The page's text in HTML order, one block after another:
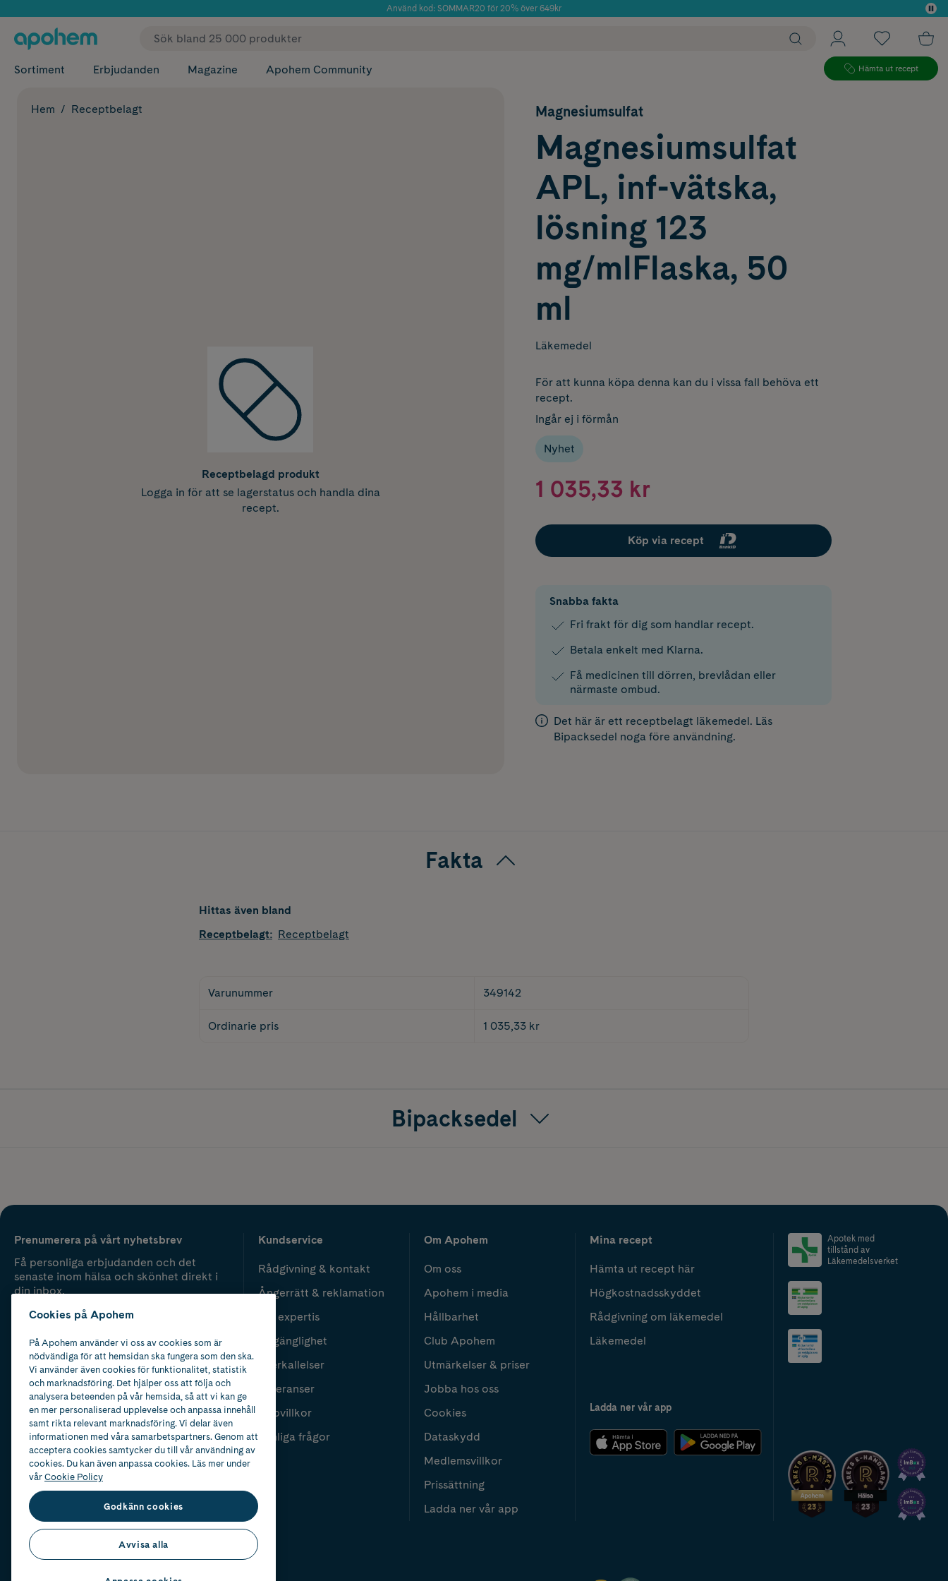
Använd kod: SOMMAR20 för 20% över 649kr
✓ Fri frakt
Sortiment Erbjudanden Magazine Apohem Community Hämta ut recept
Hem Receptbelagt
Receptbelagd produkt
Logga in för att se lagerstatus och handla dina
recept.
Magnesiumsulfat
Magnesiumsulfat
APL, inf-vätska,
lösning 123
mg/mlFlaska, 50
ml
Läkemedel
För att kunna köpa denna kan du i vissa fall behöva ett
recept.
Ingår ej i förmån
Nyhet
1 035,33 kr
Köp via recept
Snabba fakta
Fri frakt för dig som handlar recept.
Betala enkelt med Klarna.
Få medicinen till dörren, brevlådan eller
närmaste ombud.
Det här är ett receptbelagt läkemedel. Läs
Bipacksedel noga före användning.
Fakta
Hittas även bland
Receptbelagt: Receptbelagt
Varunummer 349142
Ordinarie pris 1 035,33 kr
Bipacksedel
Prenumerera på vårt nyhetsbrev
Få personliga erbjudanden och det
senaste inom hälsa och skönhet direkt i
din inbox.
Kundservice
Rådgivning & kontakt
Ångerrätt & reklamation
Vår expertis
Tillgänglighet
Återkallelser
Leveranser
Köpvillkor
Vanliga frågor
Om Apohem
Om oss
Apohem i media
Hållbarhet
Club Apohem
Utmärkelser & priser
Jobba hos oss
Cookies
Dataskydd
Medlemsvillkor
Prissättning
Ladda ner vår app
Mina recept
Hämta ut recept här
Högkostnadsskyddet
Rådgivning om läkemedel
Läkemedel
Ladda ner vår app
Apotek med
tillstånd av
Läkemedelsverket
2024
Cookies på Apohem
På Apohem använder vi oss av cookies som är
nödvändiga för att hemsidan ska fungera som den ska.
Vi använder även cookies för funktionalitet, statistik
och marknadsföring. Det hjälper oss att följa och
analysera beteenden på vår hemsida, så att vi kan ge
en mer personaliserad upplevelse och anpassa innehåll
samt rikta relevant marknadsföring. Vi delar även
informationen med våra samarbetspartners. Genom att
acceptera cookies samtycker du till vår användning av
cookies. Du kan även anpassa cookies. Läs mer under
vårCookie Policy
Godkänn cookies
Avvisa alla